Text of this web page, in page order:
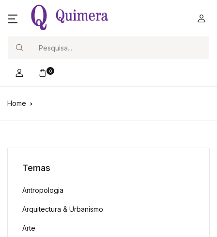
0
Home
Temas
Antropologia
Arquitectura & Urbanismo
Arte